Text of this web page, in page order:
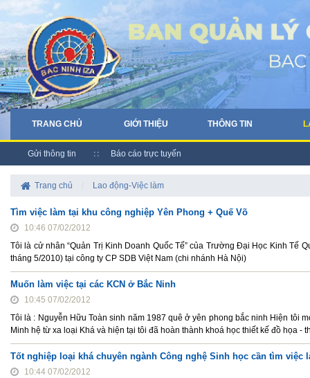
TRANG CHỦ GIỚI THIỆU THÔNG TIN
Gửi thông tin Báo cáo trực tuyến
Trang chủ Lao động-Việc làm
Tìm việc làm tại khu công nghiệp Yên Phong + Quế Võ
10:46 07/02/2012
Tôi là cử nhân “Quản Trị Kinh Doanh Quốc Tế” của Trường Đại Học Kinh Tế
tháng 5/2010) tại công ty CP SDB Việt Nam (chi nhánh Hà Nội)
Muốn làm việc tại các KCN ở Bắc Ninh
10:45 07/02/2012
Tôi là : Nguyễn Hữu Toàn sinh năm 1987 quê ở yên phong bắc ninh Hiện tôi
Minh hệ từ xa loại Khá và hiện tại tôi đã hoàn thành khoá học thiết kế đồ họa -
Tốt nghiệp loại khá chuyên ngành Công nghệ Sinh học cần tìm việc
10:44 07/02/2012